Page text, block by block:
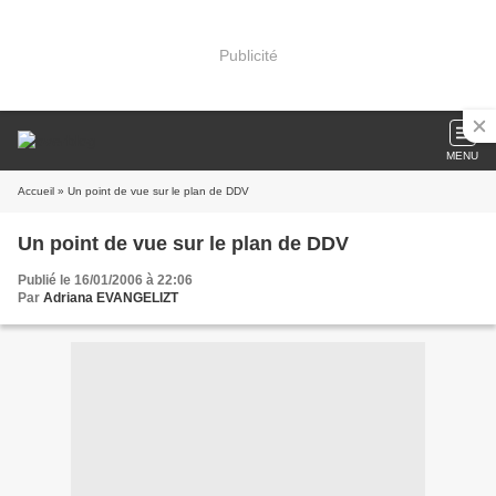
Publicité
MENU
Accueil » Un point de vue sur le plan de DDV
Un point de vue sur le plan de DDV
Publié le 16/01/2006 à 22:06
Par Adriana EVANGELIZT